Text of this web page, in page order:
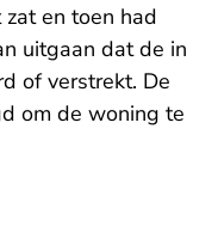
en toen had
uitgaan dat de in
of verstrekt. De
om de woning te